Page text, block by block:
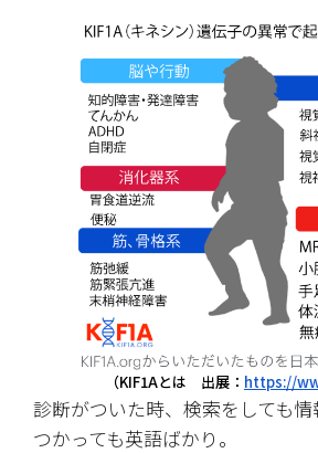
（KIF1Aとは　出展： https://
診断がついた時、検索をしても
つかっても英語ばかり。